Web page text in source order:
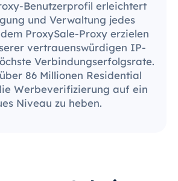
Benutzerprofil erleichtert
und Verwaltung jedes
ProxySale-Proxy erzielen
vertrauenswürdigen IP-
Verbindungserfolgsrate.
86 Millionen Residential
Werbeverifizierung auf ein
Niveau zu heben.